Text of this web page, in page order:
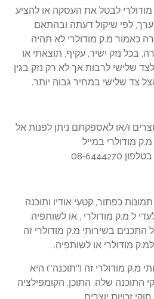
לבטל את העסקה או להציע
לפי שיקול דעתה ובהתאם
כאמור מ.ק מודולרי לא תהיה
בכל נזק ישיר, עקיף, תוצאתי או
שלישי לרבות אך לא רק נזק בגין
צד שלישי במחיר גבוה יותר.
ו/או לאספקתם ניתן לפנות אל
מודולרי במייל
כפתור, קטעי אודיו ותוכנה
ל מ.ק מודולרי , או לשותפיה.
בשירותי מ.ק מודולרי זה
מודולרי או לשותפיה.
מודולרי זה (“תוכנה”) היא
התוכנה שלה. התוכן, הקומפילציה